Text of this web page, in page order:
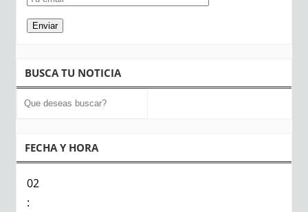
BUSCA TU NOTICIA
FECHA Y HORA
02
: